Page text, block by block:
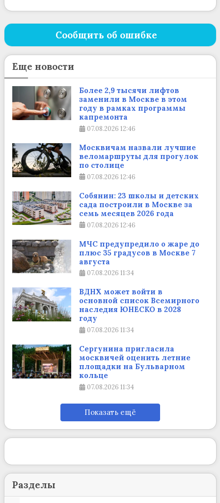
Сообщить об ошибке
Еще новости
Более 2,9 тысячи лифтов
заменили в Москве в этом
году в рамках программы
капремонта
07.08.2026 12:46
Москвичам назвали лучшие
веломаршруты для прогулок
по столице
07.08.2026 12:46
Собянин: 23 школы и детских
сада построили в Москве за
семь месяцев 2026 года
07.08.2026 12:46
МЧС предупредило о жаре до
плюс 35 градусов в Москве 7
августа
07.08.2026 11:34
ВДНХ может войти в
основной список Всемирного
наследия ЮНЕСКО в 2028
году
07.08.2026 11:34
Сергунина пригласила
москвичей оценить летние
площадки на Бульварном
кольце
07.08.2026 11:34
Показать ещё
Разделы